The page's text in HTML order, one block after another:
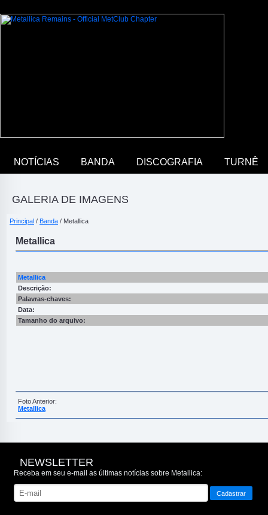
NOTÍCIAS BANDA DISCOGRAFIA TURNÊ
GALERIA DE IMAGENS
Principal / Banda / Metallica
Metallica
Metallica
Descrição:
Palavras-chaves:
Data:
Tamanho do arquivo:
Foto Anterior:
Metallica
NEWSLETTER
Receba em seu e-mail as últimas notícias sobre Metallica: